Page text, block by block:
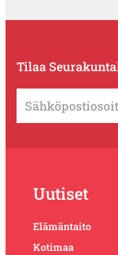
Tilaa
Uutiset
Elämäntaito
Kotimaa